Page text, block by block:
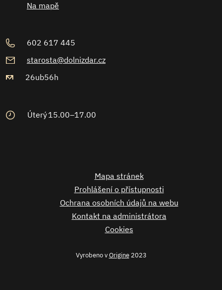
Na mapě
602 617 445
starosta@dolnizdar.cz
26ub56h
Úterý15.00–17.00
Mapa stránek
Prohlášení o přístupnosti
Ochrana osobních údajů na webu
Kontakt na administrátora
Cookies
Vyrobeno vOrigine2023